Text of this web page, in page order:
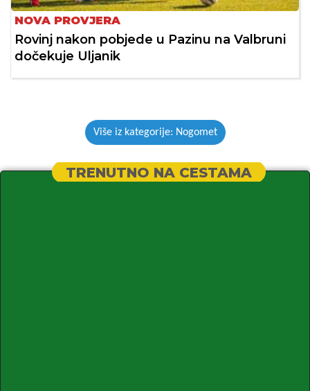
NOVA PROVJERA
Rovinj nakon pobjede u Pazinu na Valbruni
dočekuje Uljanik
Više iz kategorije: Nogomet
TRENUTNO NA CESTAMA